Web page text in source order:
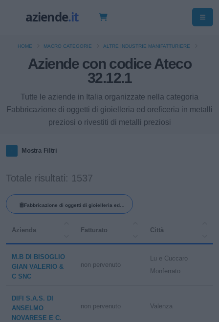
Aziende con codice Ateco
32.12.1
Tutte le aziende in Italia organizzate nella categoria
Fabbricazione di oggetti di gioielleria ed oreficeria in metalli
preziosi o rivestiti di metalli preziosi
HOME MACRO CATEGORIE ALTRE INDUSTRIE MANIFATTURIERE
Mostra Filtri
Totale risultati: 1537
Fabbricazione di oggetti di gioielleria ed
metalli preziosi
Azienda Fatturato Città
M.B DI BISOGLIO
GIAN VALERIO &
C SNC
non pervenuto
Lu e Cuccaro
Monferrato
DIFI S.A.S. DI
ANSELMO
NOVARESE E C.
non pervenuto Valenza